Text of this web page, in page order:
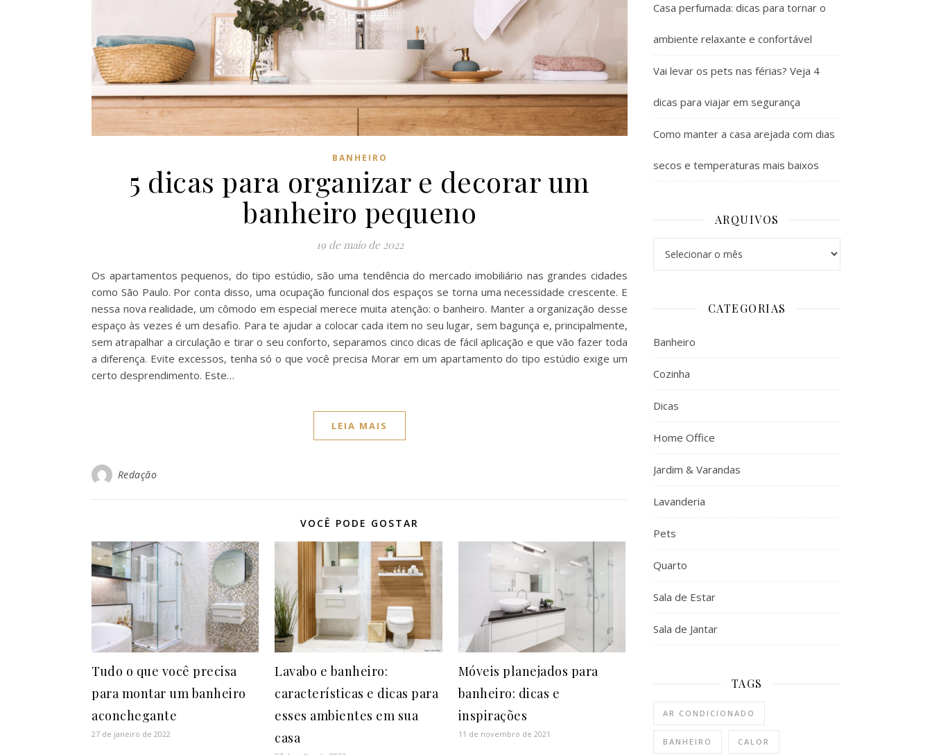
BANHEIRO
5 dicas para organizar e decorar um
banheiro pequeno
19 de maio de 2022
Os apartamentos pequenos, do tipo estúdio, são uma tendência do mercado imobiliário nas grandes cidades
como São Paulo. Por conta disso, uma ocupação funcional dos espaços se torna uma necessidade crescente. E
nessa nova realidade, um cômodo em especial merece muita atenção: o banheiro. Manter a organização desse
espaço às vezes é um desafio. Para te ajudar a colocar cada item no seu lugar, sem bagunça e, principalmente,
sem atrapalhar a circulação e tirar o seu conforto, separamos cinco dicas de fácil aplicação e que vão fazer toda
a diferença. Evite excessos, tenha só o que você precisa Morar em um apartamento do tipo estúdio exige um
certo desprendimento. Este…
LEIA MAIS
Redação
VOCÊ PODE GOSTAR
Tudo o que você precisa
para montar um banheiro
aconchegante
27 de janeiro de 2022
Lavabo e banheiro:
características e dicas para
esses ambientes em sua
casa
Móveis planejados para
banheiro: dicas e
inspirações
11 de novembro de 2021
Casa perfumada: dicas para tornar o
ambiente relaxante e confortável
Vai levar os pets nas férias? Veja 4
dicas para viajar em segurança
Como manter a casa arejada com dias
secos e temperaturas mais baixos
ARQUIVOS
CATEGORIAS
Banheiro
Cozinha
Dicas
Home Office
Jardim & Varandas
Lavanderia
Pets
Quarto
Sala de Estar
Sala de Jantar
TAGS
AR CONDICIONADO
BANHEIRO CALOR